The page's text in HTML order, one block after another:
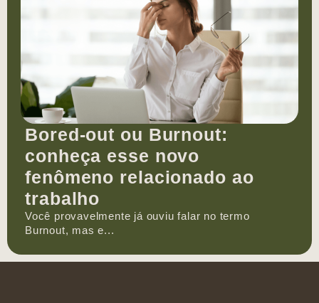
Bored-out ou Burnout:
conheça esse novo
fenômeno relacionado ao
trabalho
Você provavelmente já ouviu falar no termo
Burnout, mas e...